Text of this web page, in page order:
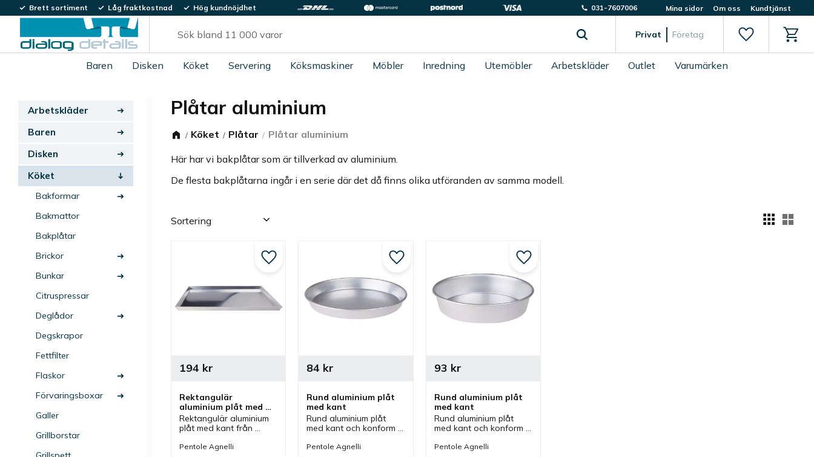
Brett sortiment Låg fraktkostnad Hög kundnöjdhet 031-7607006 Mina sidor Om oss Kundtjänst
Privat Företag Favoriter
Baren Disken Köket Servering Köksmaskiner Möbler Inredning Utemöbler Arbetskläder Outlet Varumärken
Plåtar aluminium
Köket Plåtar Plåtar aluminium
Här har vi bakplåtar som är tillverkad av aluminium.
De flesta bakplåtarna ingår i en serie där det då finns olika utföranden av samma modell.
Välj sortering
Rektangulär
aluminium plåt med
kant
Rektangulär aluminium
plåt med kant från
bakplåt och perfekt vid
194 kr
Pentole Agnelli
Lägg till i favoriter
Rund aluminium plåt
med kant
Rund aluminium plåt
med kant och konform
användas som bakform,
84 kr
Pentole Agnelli
Lägg till i favoriter
Rund aluminium plåt
med kant
Rund aluminium plåt
med kant och konform
användas som bakform,
93 kr
Pentole Agnelli
Lägg till i favoriter
Arbetskläder
Baren
Disken
Köket
Bakformar
Bakmattor
Bakplåtar
Brickor
Bunkar
Citruspressar
Deglådor
Degskrapor
Fettfilter
Flaskor
Förvaringsboxar
Galler
Grillborstar